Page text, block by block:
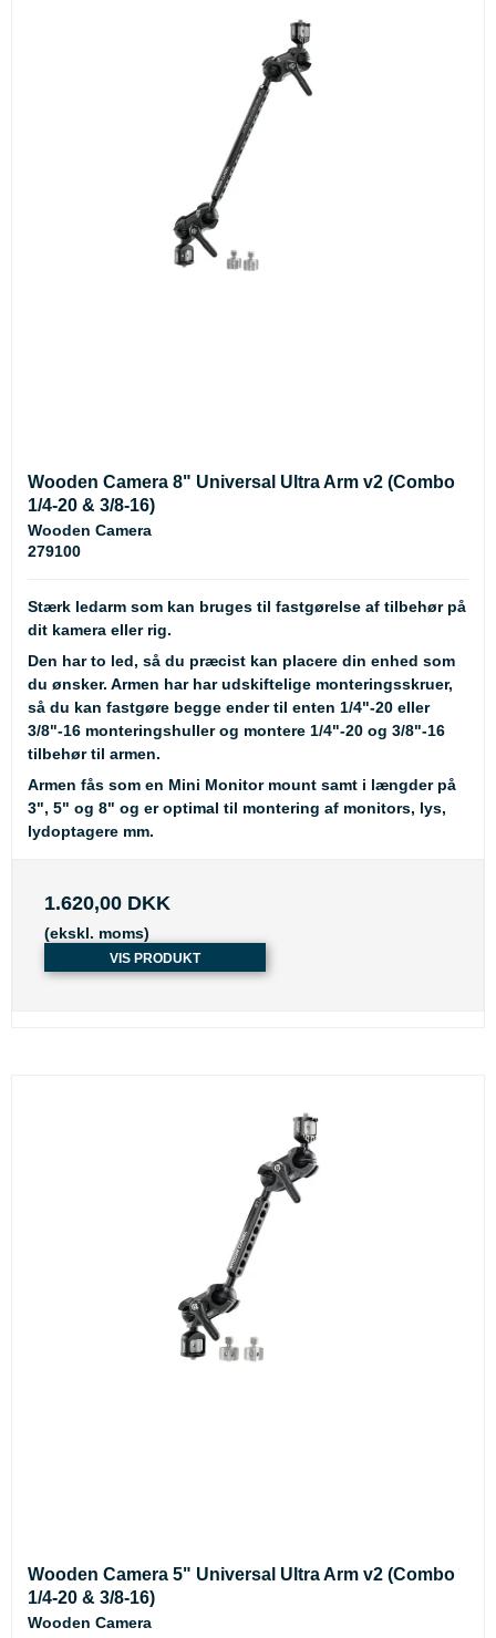
Wooden Camera 8" Universal Ultra Arm v2 (Combo
1/4-20 & 3/8-16)
Wooden Camera
279100
Stærk ledarm som kan bruges til fastgørelse af tilbehør på
dit kamera eller rig.
Den har to led, så du præcist kan placere din enhed som
du ønsker. Armen har har udskiftelige monteringsskruer,
så du kan fastgøre begge ender til enten 1/4"-20 eller
3/8"-16 monteringshuller og montere 1/4"-20 og 3/8"-16
tilbehør til armen.
Armen fås som en Mini Monitor mount samt i længder på
3", 5" og 8" og er optimal til montering af monitors, lys,
lydoptagere mm.
1.620,00 DKK
(ekskl. moms)
VIS PRODUKT
Wooden Camera 5" Universal Ultra Arm v2 (Combo
1/4-20 & 3/8-16)
Wooden Camera